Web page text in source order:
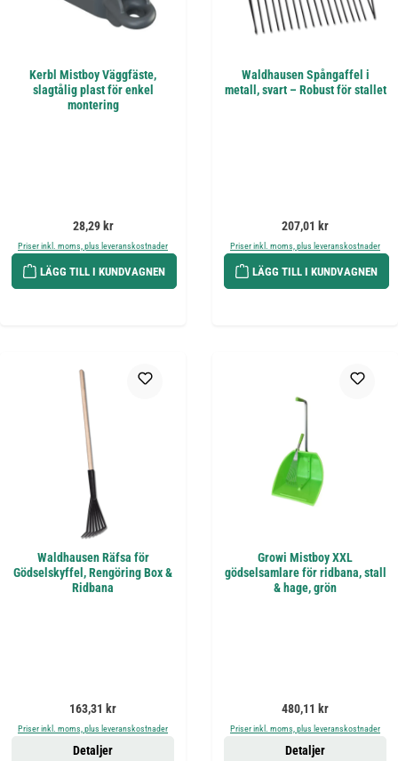
Kerbl Mistboy Väggfäste,
slagtålig plast för enkel
montering
Ordinarie pris:
28,29 kr
Priser inkl. moms, plus leveranskostnader
LÄGG TILL I KUNDVAGNEN
Waldhausen Spångaffel i
metall, svart – Robust för stallet
Ordinarie pris:
207,01 kr
Priser inkl. moms, plus leveranskostnader
LÄGG TILL I KUNDVAGNEN
Waldhausen Räfsa för
Gödselskyffel, Rengöring Box &
Ridbana
Ordinarie pris:
163,31 kr
Priser inkl. moms, plus leveranskostnader
Detaljer
Growi Mistboy XXL
gödselsamlare för ridbana, stall
& hage, grön
Ordinarie pris:
480,11 kr
Priser inkl. moms, plus leveranskostnader
Detaljer